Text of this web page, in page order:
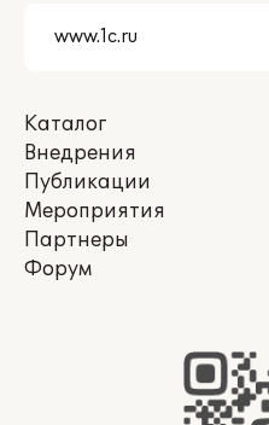
Каталог
Внедрения
Публикации
Мероприятия
Партнеры
Форум